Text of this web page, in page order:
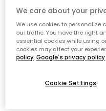
Ilmainen toimitus yli 79
Nopeat ja joustavat
Avoin palautusoikeus
We care about your
We use cookies to
our traffic. You have the right
essential cookies while using
cookies may affect your
policy Google's privacy policy
Cookie Settings